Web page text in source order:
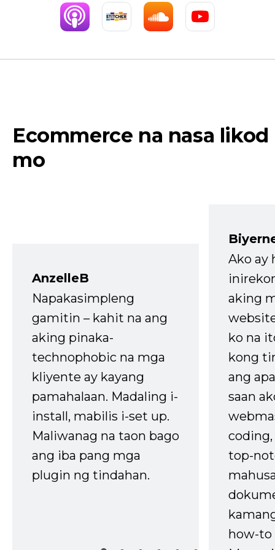
Ecommerce na nasa likod
mo
AnzelleB
Napakasimpleng
gamitin – kahit na ang
aking pinaka-
technophobic na mga
kliyente ay kayang
pamahalaan. Madaling i-
install, mabilis i-set up.
Maliwanag na taon bago
ang iba pang mga
plugin ng tindahan.
Ako ay
aking
ko na
kong
ang
saan
top-
how-to